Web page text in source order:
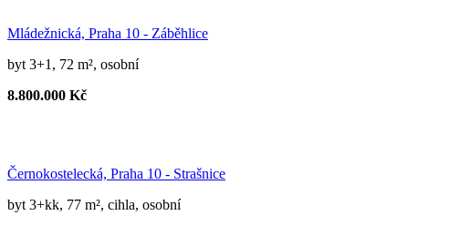
Mládežnická, Praha 10 - Záběhlice
byt 3+1, 72 m², osobní
8.800.000 Kč
Černokostelecká, Praha 10 - Strašnice
byt 3+kk, 77 m², cihla, osobní